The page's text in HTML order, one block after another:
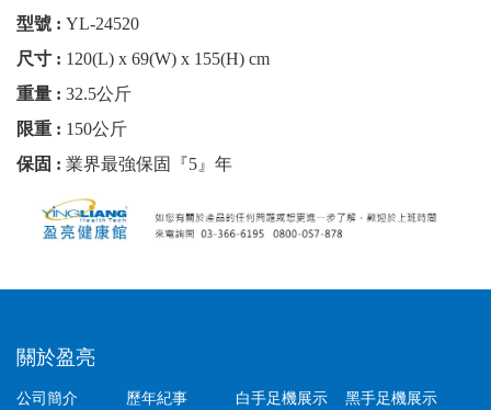
型號 : YL-24520
尺寸 : 120(L) x 69(W) x 155(H) cm
重量 : 32.5公斤
限重 : 150公斤
保固 : 業界最強保固『5』年
關於盈亮
公司簡介 歷年紀事 白手足機展示 黑手足機展示